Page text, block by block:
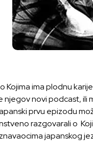
Kojima ima plodnu
njegov novi podcast,ili
prvu epizodu
razgovarali o
japanskog